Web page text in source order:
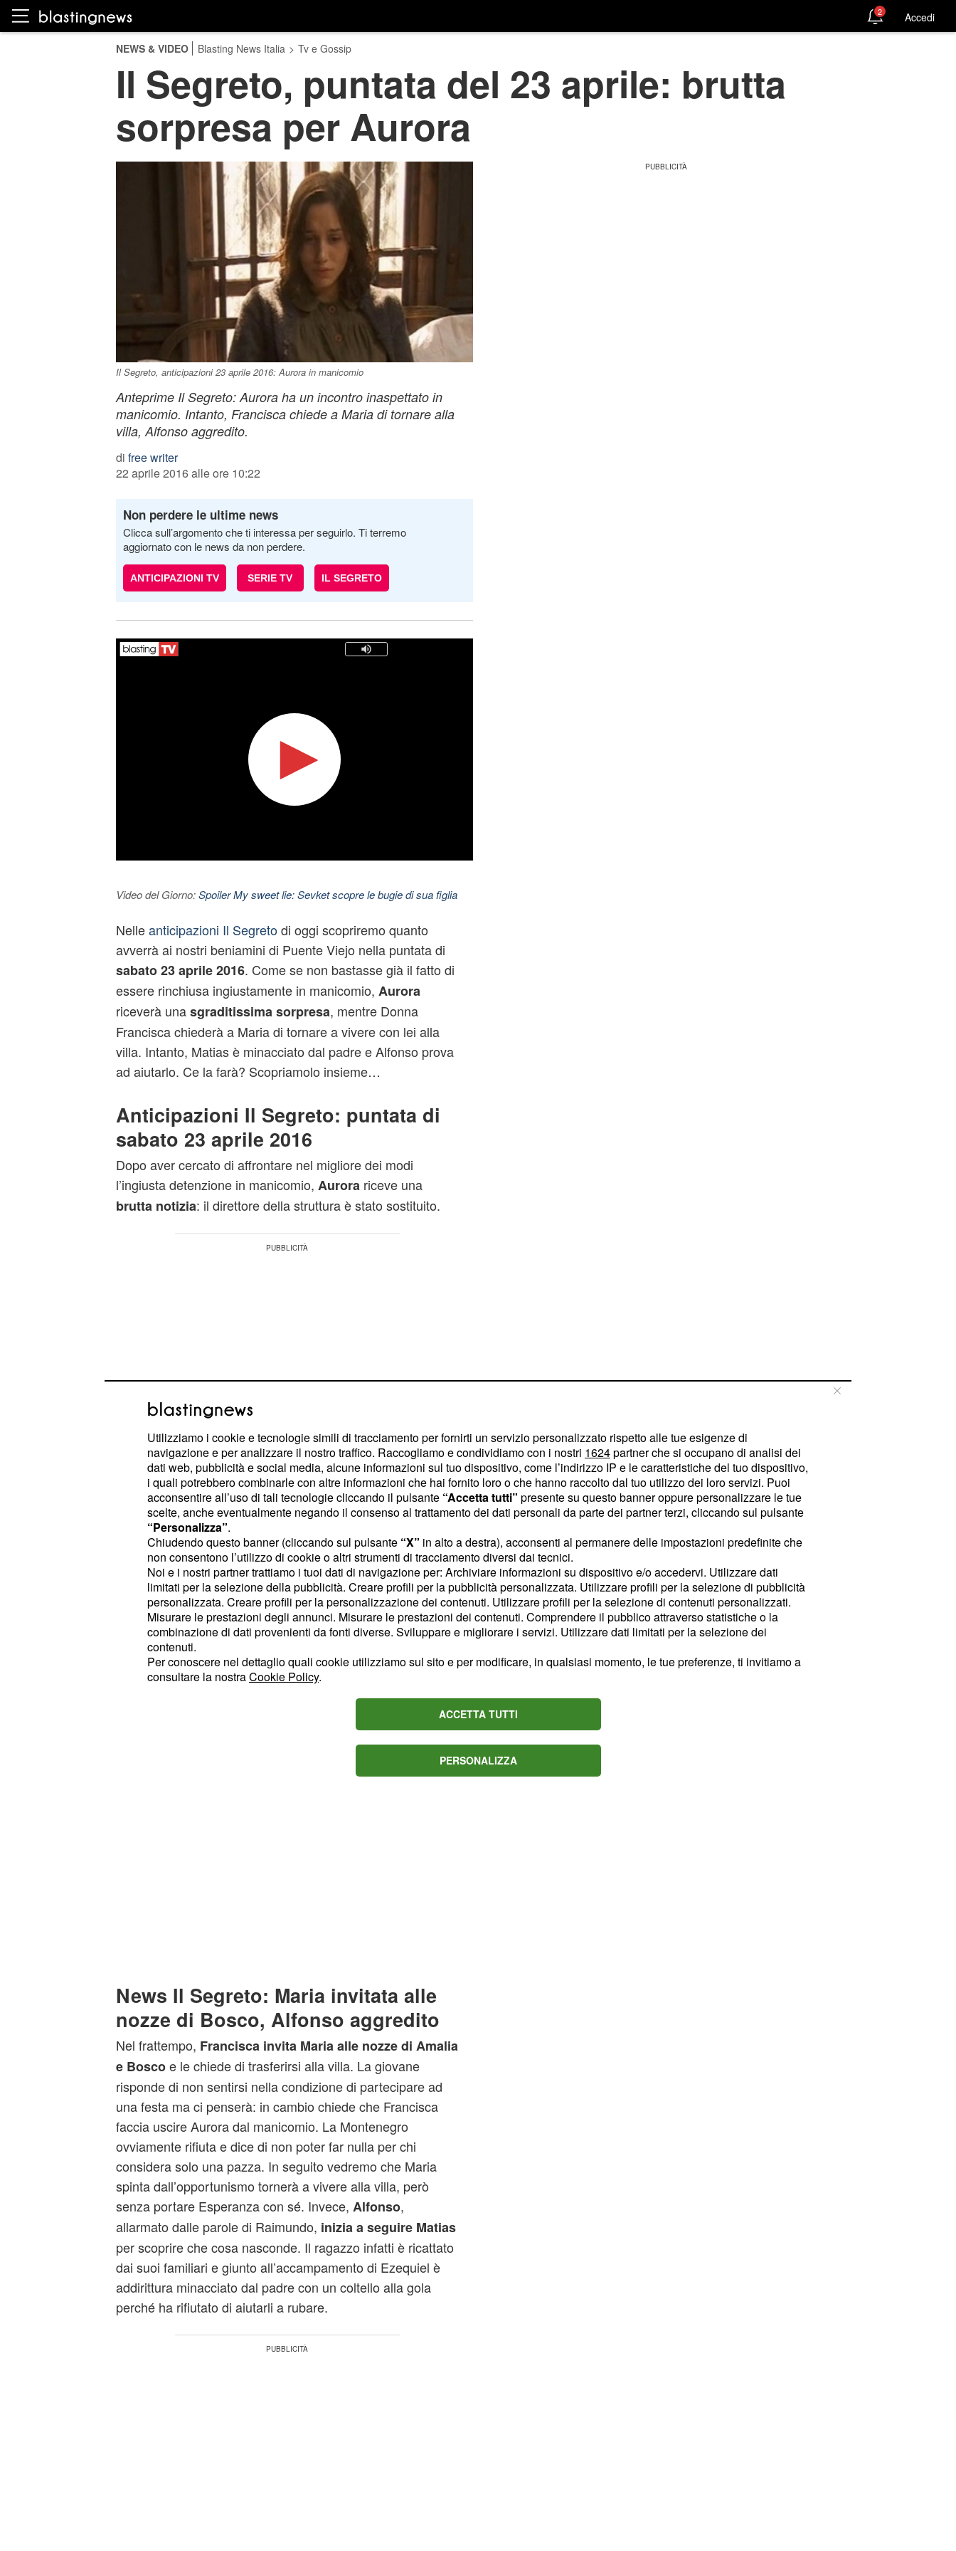
2 Accedi
NEWS & VIDEO Blasting News Italia > Tv e Gossip
Il Segreto, puntata del 23 aprile: brutta
sorpresa per Aurora
Il Segreto, anticipazioni 23 aprile 2016: Aurora in manicomio
Anteprime Il Segreto: Aurora ha un incontro inaspettato in
manicomio. Intanto, Francisca chiede a Maria di tornare alla
villa, Alfonso aggredito.
di free writer
22 aprile 2016 alle ore 10:22
Non perdere le ultime news
Clicca sull’argomento che ti interessa per seguirlo. Ti terremo
aggiornato con le news da non perdere.
ANTICIPAZIONI TV SERIE TV IL SEGRETO
Video del Giorno:Spoiler My sweet lie: Sevket scopre le bugie di sua figlia
Nelleanticipazioni Il Segretodi oggi scopriremo quanto
avverrà ai nostri beniamini di Puente Viejo nella puntata di
sabato 23 aprile 2016. Come se non bastasse già il fatto di
essere rinchiusa ingiustamente in manicomio, Aurora
riceverà unasgraditissima sorpresa, mentre Donna
Francisca chiederà a Maria di tornare a vivere con lei alla
villa. Intanto, Matias è minacciato dal padre e Alfonso prova
ad aiutarlo. Ce la farà? Scopriamolo insieme…
Anticipazioni Il Segreto: puntata di
sabato 23 aprile 2016
Dopo aver cercato di affrontare nel migliore dei modi
l’ingiusta detenzione in manicomio, Aurora riceve una
brutta notizia: il direttore della struttura è stato sostituito.
Questo la amareggia molto, perché con il responsabile
precedente aveva instaurato un rapporto di confidenza,
discutendo con lui come migliorare la situazione dei
pazienti, compresi quelli sottoposti ad elettroshock. Mentre
la figlia di Pepa è assorta in questi pensieri, ecco che
qualcuno improvvisamente entra nella sua camera: si tratta
nientemeno di Fulgencio, il quale invita la ragazza a fargli i
complimenti per la nomina appena ricevuta. C’ è da
aspettarsi che dietro la nomina di
direttore del manicomioci sia lo zampino di Francisca e
che di certo l’uomo farà di tutto per rendere impossibile la
News Il Segreto: Maria invitata alle
nozze di Bosco, Alfonso aggredito
Nel frattempo, Francisca invita Maria alle nozze di Amalia
e Boscoe le chiede di trasferirsi alla villa. La giovane
risponde di non sentirsi nella condizione di partecipare ad
una festa ma ci penserà: in cambio chiede che Francisca
faccia uscire Aurora dal manicomio. La Montenegro
ovviamente rifiuta e dice di non poter far nulla per chi
considera solo una pazza. In seguito vedremo che Maria
spinta dall’opportunismo tornerà a vivere alla villa, però
senza portare Esperanza con sé. Invece, Alfonso,
allarmato dalle parole di Raimundo, inizia a seguire Matias
per scoprire che cosa nasconde. Il ragazzo infatti è ricattato
dai suoi familiari e giunto all’accampamento di Ezequiel è
addirittura minacciato dal padre con un coltello alla gola
perché ha rifiutato di aiutarli a rubare.
Utilizziamo i cookie e tecnologie simili di tracciamento per fornirti un servizio personalizzato rispetto alle tue esigenze di
navigazione e per analizzare il nostro traffico. Raccogliamo e condividiamo con i nostri 1624partner che si occupano di analisi dei
dati web, pubblicità e social media, alcune informazioni sul tuo dispositivo, come l’indirizzo IP e le caratteristiche del tuo dispositivo,
i quali potrebbero combinarle con altre informazioni che hai fornito loro o che hanno raccolto dal tuo utilizzo dei loro servizi. Puoi
acconsentire all’uso di tali tecnologie cliccando il pulsante “Accetta tutti” presente su questo banner oppure personalizzare le tue
scelte, anche eventualmente negando il consenso al trattamento dei dati personali da parte dei partner terzi, cliccando sul pulsante
“Personalizza”.
Chiudendo questo banner (cliccando sul pulsante “X” in alto a destra), acconsenti al permanere delle impostazioni predefinite che
non consentono l’utilizzo di cookie o altri strumenti di tracciamento diversi dai tecnici.
Noi e i nostri partner trattiamo i tuoi dati di navigazione per: Archiviare informazioni su dispositivo e/o accedervi. Utilizzare dati
limitati per la selezione della pubblicità. Creare profili per la pubblicità personalizzata. Utilizzare profili per la selezione di pubblicità
personalizzata. Creare profili per la personalizzazione dei contenuti. Utilizzare profili per la selezione di contenuti personalizzati.
Misurare le prestazioni degli annunci. Misurare le prestazioni dei contenuti. Comprendere il pubblico attraverso statistiche o la
combinazione di dati provenienti da fonti diverse. Sviluppare e migliorare i servizi. Utilizzare dati limitati per la selezione dei
contenuti.
Per conoscere nel dettaglio quali cookie utilizziamo sul sito e per modificare, in qualsiasi momento, le tue preferenze, ti invitiamo a
consultare la nostraCookie Policy.
ACCETTA TUTTI
PERSONALIZZA